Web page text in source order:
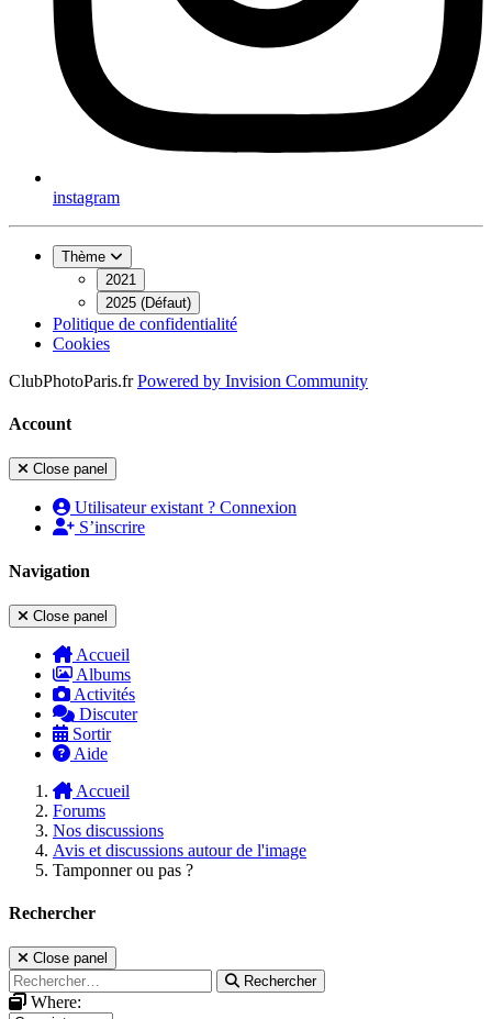
instagram
Thème
2021
2025 (Défaut)
Politique de confidentialité
Cookies
ClubPhotoParis.fr Powered by Invision Community
Account
Close panel
Utilisateur existant ? Connexion
S’inscrire
Navigation
Close panel
Accueil
Albums
Activités
Discuter
Sortir
Aide
Accueil
Forums
Nos discussions
Avis et discussions autour de l'image
Tamponner ou pas ?
Rechercher
Close panel
Rechercher
Where: